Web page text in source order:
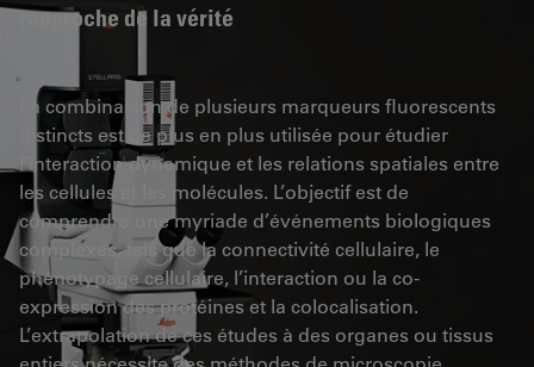
rapproche de la vérité
La combinaison de plusieurs marqueurs fluorescents
distincts est de plus en plus utilisée pour étudier
l’interaction dynamique et les relations spatiales entre
les cellules et les molécules. L’objectif est de
comprendre une myriade d’événements biologiques
complexes, tels que la connectivité cellulaire, le
phénotypage cellulaire, l’interaction ou la co-
expression des protéines et la colocalisation.
L’extrapolation de ces études à des organes ou tissus